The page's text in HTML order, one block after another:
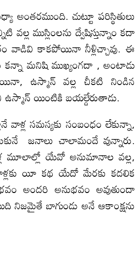
చుట్టూ పరిస్థితులు
ముస్లింలను ద్వేషిస్తున్నాం కదా
వాడివి కాకపోయినా నీళ్లిచ్చావు. ఈ
కన్నా మనిషి ముఖ్యంగదా , అంటాడు
ఉస్మాన్ వల్ల చీకటి నిండిన
ఉస్మాన్ యింటికి బయల్దేరుతాడు.
సమస్యకు సంబంధం లేకున్నా,
జనాలు చాలామందే వున్నారు.
మూలాల్లో యేవో అనుమానాల వల్ల,
యీ కథ యేదో మేరకు కదలిక
అందరి అనుభవం అవుతుందా
బాగుండు అనే ఆకాంక్షను